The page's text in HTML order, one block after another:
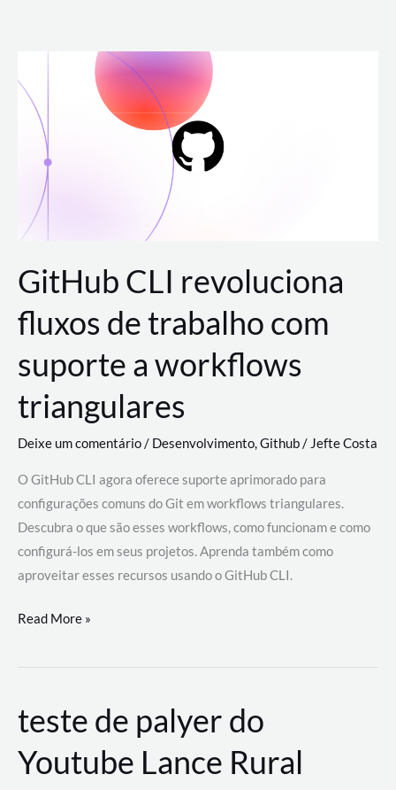
para
conteúdo
GitHub CLI revoluciona
fluxos de trabalho com
suporte a workflows
triangulares
Deixe um comentário/ Desenvolvimento,Github/ Jefte Costa
O GitHub CLI agora oferece suporte aprimorado para
configurações comuns do Git em workflows triangulares.
Descubra o que são esses workflows, como funcionam e como
configurá-los em seus projetos. Aprenda também como
aproveitar esses recursos usando o GitHub CLI.
GitHub
revoluciona
de
trabalho
com
Read More »
teste de palyer do
Youtube Lance Rural